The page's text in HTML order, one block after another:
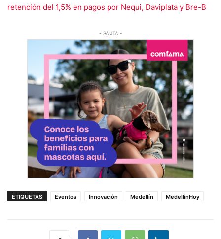
retención del 1,5% en pagos por Nequi, Daviplata y Bre-B
- PAUTA -
ETIQUETAS Eventos Innovación Medellín MedellínHoy